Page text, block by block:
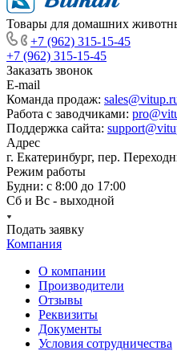
Товары для домашних
+7 (962) 315-15-45
+7 (962) 315-15-45
Заказать звонок
E-mail
Команда продаж:
Работа с заводчиками:
Поддержка сайта:
Адрес
г. Екатеринбург, пер.
Режим работы
Будни: с 8:00 до 17:00
Сб и Вс - выходной
Подать заявку
Компания
О компании
Производители
Отзывы
Реквизиты
Документы
Условия сотрудничества